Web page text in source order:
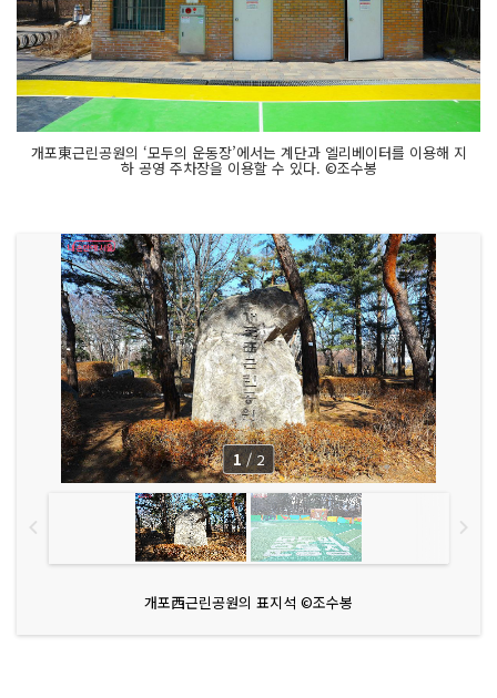
개포東근린공원의 ‘모두의 운동장’에서는 계단과 엘리베이터를 이용해 지
하 공영 주차장을 이용할 수 있다. ©조수봉
개포西근린공원의 표지석 ©조수봉
1 / 2